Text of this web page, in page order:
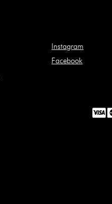
Instagram
Facebook